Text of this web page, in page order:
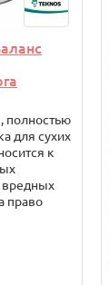
полностью
для сухих
к
вредных
право